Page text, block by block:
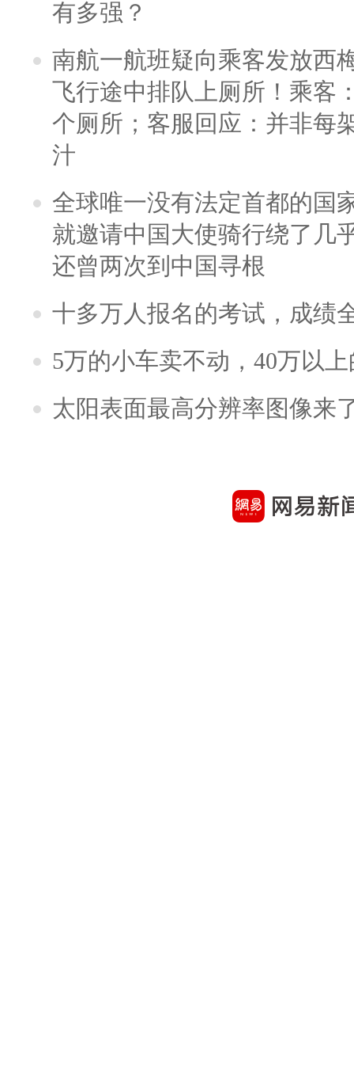
有多强？
南航一航班疑向乘客发放西
飞行途中排队上厕所！乘客
个厕所；客服回应：并非每
汁
全球唯一没有法定首都的国
就邀请中国大使骑行绕了几
还曾两次到中国寻根
十多万人报名的考试，成绩
5万的小车卖不动，40万以
太阳表面最高分辨率图像来